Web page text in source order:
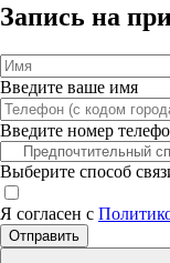
Запись на
Введите ваше имя
Введите номер
Выберите способ
Я согласен с
Отправить